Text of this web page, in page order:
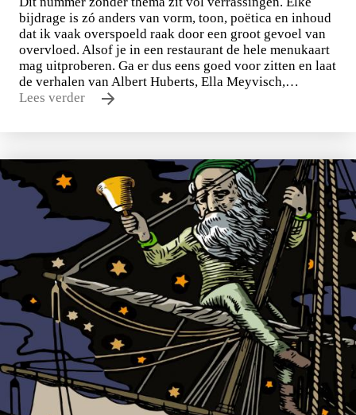
Tirade 503
€ 15,00
bijdrage is zó anders van vorm, toon, poëtica en inhoud
dat ik vaak overspoeld raak door een groot gevoel van
overvloed. Alsof je in een restaurant de hele menukaart
mag uitproberen. Ga er dus eens goed voor zitten en laat
de verhalen van Albert Huberts, Ella Meyvisch,…
Lees verder